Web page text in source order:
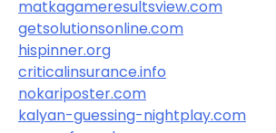
matkagameresultsview.com
getsolutionsonline.com
hispinner.org
criticalinsurance.info
nokariposter.com
kalyan-guessing-nightplay.com